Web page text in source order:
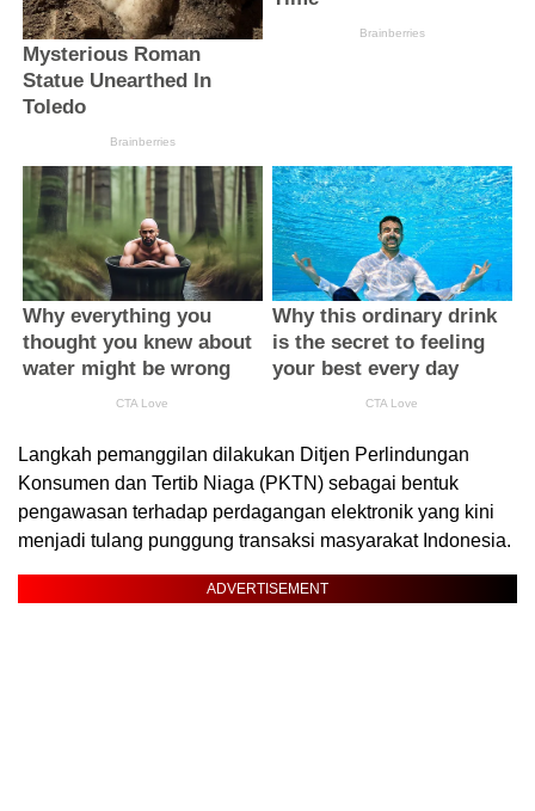
Langkah pemanggilan dilakukan Ditjen Perlindungan
Konsumen dan Tertib Niaga (PKTN) sebagai bentuk
pengawasan terhadap perdagangan elektronik yang kini
menjadi tulang punggung transaksi masyarakat Indonesia.
ADVERTISEMENT